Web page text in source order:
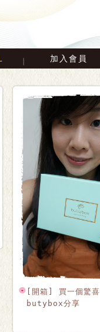
加入會員
[開箱] 買一個驚
butybox分享